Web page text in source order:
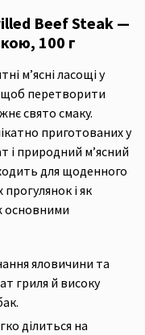
Beef Steak —
100 г
м’ясні ласощі у
щоб перетворити
свято смаку.
приготованих у
і природний м’ясний
для щоденного
і як
основними
яловичини та
гриля й високу
ділиться на